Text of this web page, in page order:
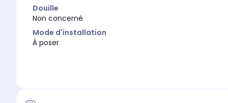
Douille
Non concerné
Mode d'installation
À poser